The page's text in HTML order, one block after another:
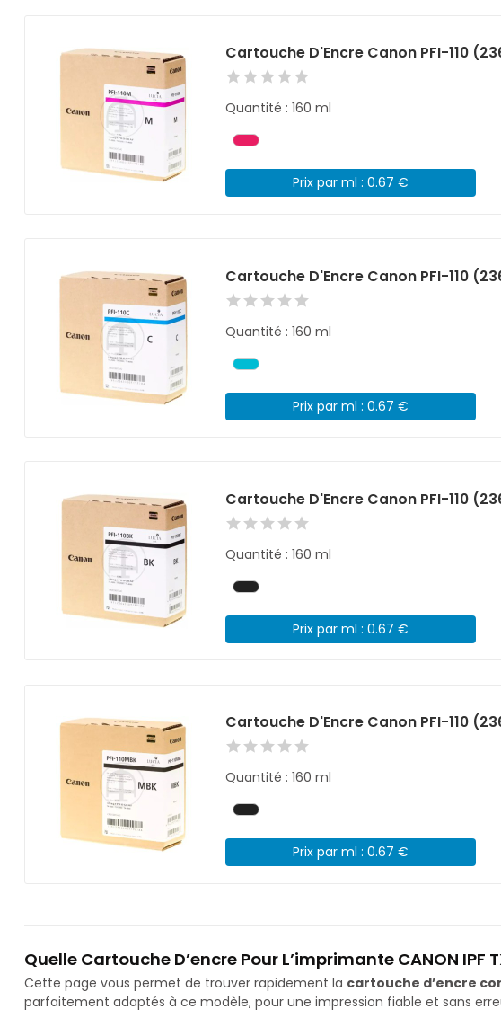
Cartouche D'Encre Canon PFI-110
Quantité : 160 ml
Prix par ml : 0.67 €
Cartouche D'Encre Canon PFI-110
Quantité : 160 ml
Prix par ml : 0.67 €
Cartouche D'Encre Canon PFI-110
Quantité : 160 ml
Prix par ml : 0.67 €
Cartouche D'Encre Canon PFI-110
Quantité : 160 ml
Prix par ml : 0.67 €
Quelle Cartouche D’encre Pour L’imprimante CANON IPF
Cette page vous permet de trouver rapidement la cartouche d’encre
parfaitement adaptés à ce modèle, pour une impression fiable et sans